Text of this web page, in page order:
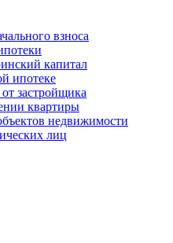
взноса
капитал
ипотеке
застройщика
квартиры
недвижимости
лиц